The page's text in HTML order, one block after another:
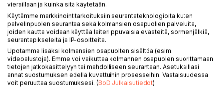
Sähköopin perusteista myös kerrotaan.
Miten laadunlisävero toimii eri maiden rahaliikenteessä
kerrotaan ja toimitaan muiden rahaliikenteiden kanssa. Eli
perustulo, palkka, alennettu palkka työttömyyseläke, -
korvaus ja terveysraha maksimi 600 euro. Ja eri kokoiset
asunnot maksaa eri suuruisia vuokrarahoja tai OK-laina
vieraillaan ja kuinka sitä käytetään.
Käytämme markkinointitarkoituksiin seurantateknologioita kuten
palvelinpuolen seurantaa sekä kolmansien osapuolien palveluita,
joiden kautta voidaan käyttää laiteriippuvaisia evästeitä, sormenjälkiä,
seurantapikseleitä ja IP-osoitteita.
Upotamme lisäksi kolmansien osapuolten sisältöä (esim.
videoalustoja). Emme voi vaikuttaa kolmannen osapuolen suorittamaan
tietojen jatkokäsittelyyn tai mahdolliseen seurantaan. Asetuksillasi
annat suostumuksen edellä kuvattuihin prosesseihin. Vastaisuudessa
voit peruuttaa suostumuksesi. (BoD Julkaisutiedot)